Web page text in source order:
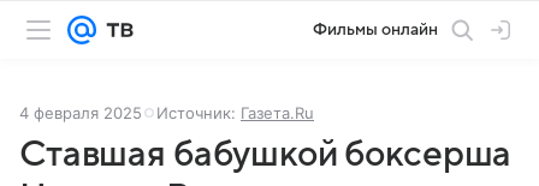
Фильмы онлайн
4 февраля 2025 Источник: Газета.Ru
Ставшая бабушкой боксерша